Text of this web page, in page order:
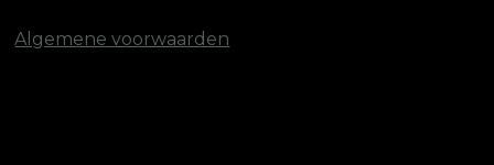
Algemene voorwaarden